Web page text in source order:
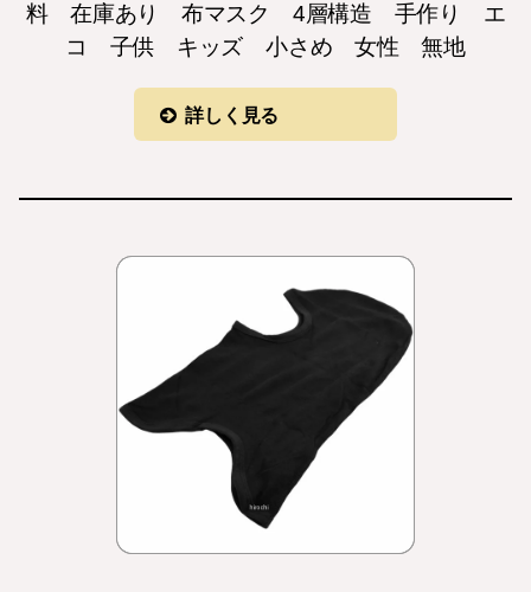
料 在庫あり 布マスク 4層構造 手作り エ
コ 子供 キッズ 小さめ 女性 無地
詳しく見る